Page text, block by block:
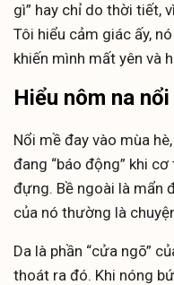
gì” hay chỉ do thời tiết,
Tôi hiểu cảm giác ấy,
khiến mình mất yên và
Hiểu nôm na
Nổi mề đay vào mùa
đang “báo động” khi
đựng. Bề ngoài là mẩn
của nó thường là
Da là phần “cửa ngõ”
thoát ra đó. Khi nóng